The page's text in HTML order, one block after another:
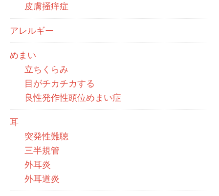
皮膚掻痒症
アレルギー
めまい
立ちくらみ
目がチカチカする
良性発作性頭位めまい症
耳
突発性難聴
三半規管
外耳炎
外耳道炎